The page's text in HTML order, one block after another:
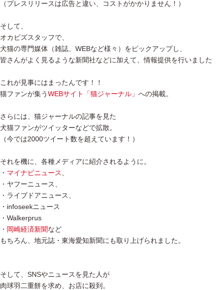
（プレスリリースは広告と違い、コストがかかりません！）
そして、
オカビズスタッフで、
犬猫の専門媒体（雑誌、WEBなど様々）をピックアップし、
皆さんがよく見るような新聞社などに加えて、情報提供を行いました
これが見事にはまったんです！！
猫ファンが集うWEBサイト「猫ジャーナル」 への掲載。
さらには、猫ジャーナルの記事を見た
犬猫ファンがツイッターなどで拡散。
（今では2000ツイート数を超えています！）
それを機に、各種メディアに紹介されるように。
・ マイナビニュース
・ヤフーニュース、
・ライブドアニュース、
・infoseekニュース
・Walkerprus
・ 岡崎経済新聞など
もちろん、地元誌・東海愛知新聞にも取り上げられました。
そして、SNSやニュースを見た人が
肉球羽二重餅を求め、お店に殺到。